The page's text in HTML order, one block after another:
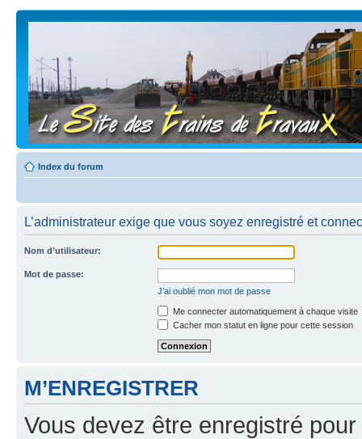
Index du forum
L’administrateur exige que vous soyez enregistré et
Nom d’utilisateur:
Mot de passe:
J’ai oublié mon mot de passe
Me connecter automatiquement à chaque visite
Cacher mon statut en ligne pour cette session
M’ENREGISTRER
Vous devez être enregistré